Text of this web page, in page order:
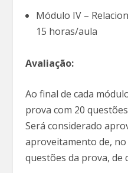
Módulo IV –
15 horas/aula
Avaliação:
Ao final de cada
prova com 20
Será considerado
aproveitamento de, no
questões da prova, de